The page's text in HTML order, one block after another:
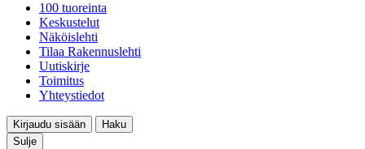
100 tuoreinta
Keskustelut
Näköislehti
Tilaa Rakennuslehti
Uutiskirje
Toimitus
Yhteystiedot
Kirjaudu sisään
Haku
Sulje